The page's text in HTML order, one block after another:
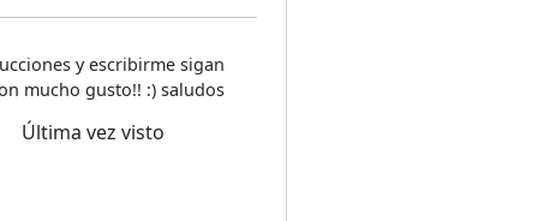
y escribirme sigan
mucho gusto!! :) saludos
Última vez visto